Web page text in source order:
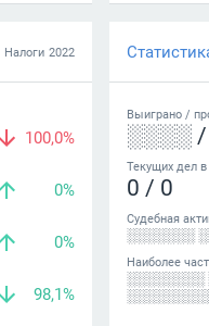
Налоги 2022
100,0%
0%
0%
98,1%
Выиграно /
░░░░ /
Текущих дел
0 / 0
Судебная
░░░░░░░
Наиболее
░░░░░░░░